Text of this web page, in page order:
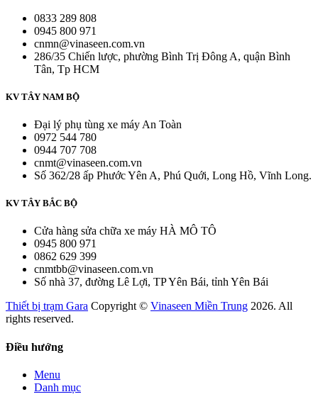
0833 289 808
0945 800 971
cnmn@vinaseen.com.vn
286/35 Chiến lược, phường Bình Trị Đông A, quận Bình
Tân, Tp HCM
KV TÂY NAM BỘ
Đại lý phụ tùng xe máy An Toàn
0972 544 780
0944 707 708
cnmt@vinaseen.com.vn
Số 362/28 ấp Phước Yên A, Phú Quới, Long Hồ, Vĩnh Long.
KV TÂY BẮC BỘ
Cửa hàng sửa chữa xe máy HÀ MÔ TÔ
0945 800 971
0862 629 399
cnmtbb@vinaseen.com.vn
Số nhà 37, đường Lê Lợi, TP Yên Bái, tỉnh Yên Bái
Thiết bị trạm Gara Copyright © Vinaseen Miền Trung 2026. All
rights reserved.
Điều hướng
Menu
Danh mục